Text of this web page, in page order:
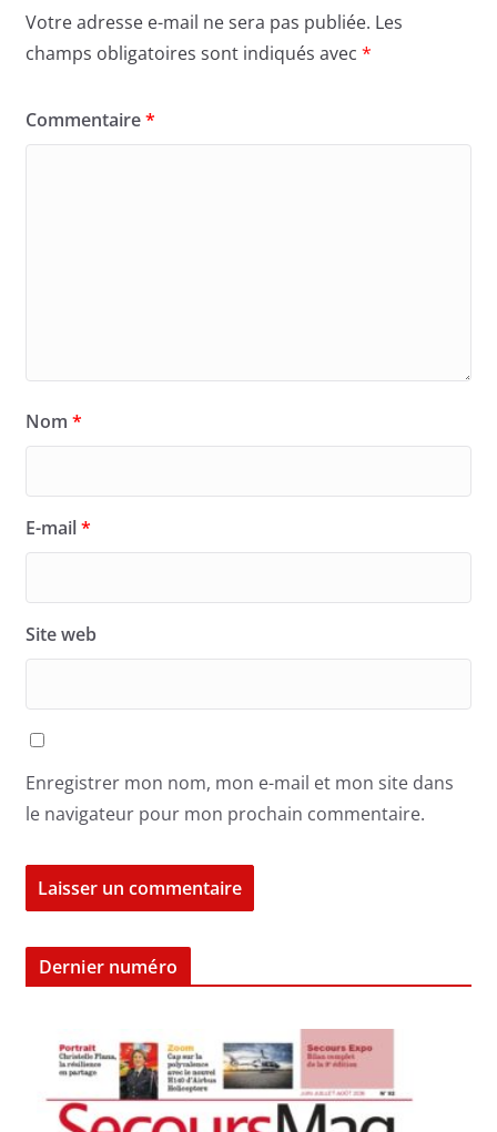
Votre adresse e-mail ne sera pas publiée. Les
champs obligatoires sont indiqués avec *
Commentaire*
Nom *
E-mail*
Site web
Enregistrer mon nom, mon e-mail et mon site dans
le navigateur pour mon prochain commentaire.
Dernier numéro